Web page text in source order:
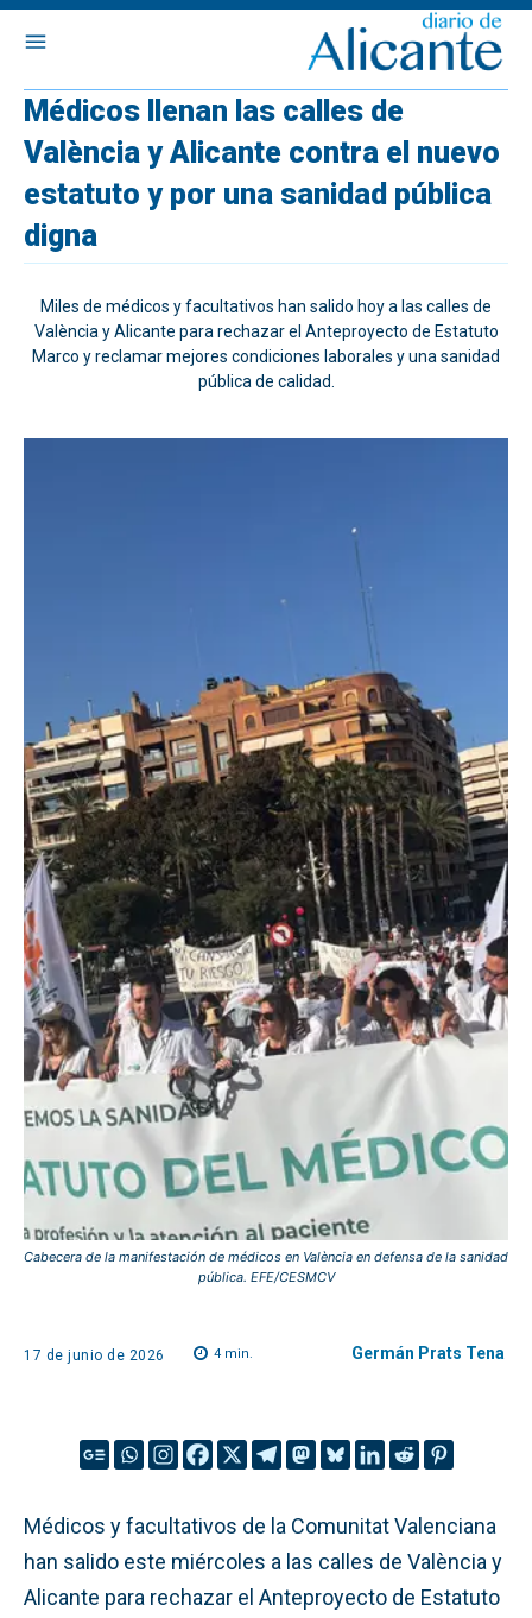
Médicos llenan las calles de
València y Alicante contra el nuevo
estatuto y por una sanidad pública
digna
Miles de médicos y facultativos han salido hoy a las calles de
València y Alicante para rechazar el Anteproyecto de Estatuto
Marco y reclamar mejores condiciones laborales y una sanidad
pública de calidad.
Cabecera de la manifestación de médicos en València en defensa de la sanidad
pública. EFE/CESMCV
17 de junio de 2026 4min. Germán Prats Tena
Médicos y facultativos de la Comunitat Valenciana
han salido este miércoles a las calles de València y
Alicante para rechazar el Anteproyecto de Estatuto